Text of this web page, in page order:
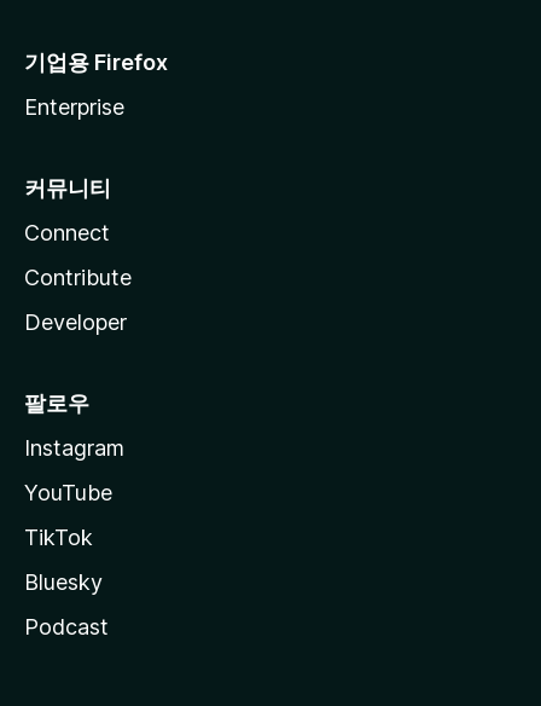
기업용 Firefox
Enterprise
커뮤니티
Connect
Contribute
Developer
팔로우
Instagram
YouTube
TikTok
Bluesky
Podcast